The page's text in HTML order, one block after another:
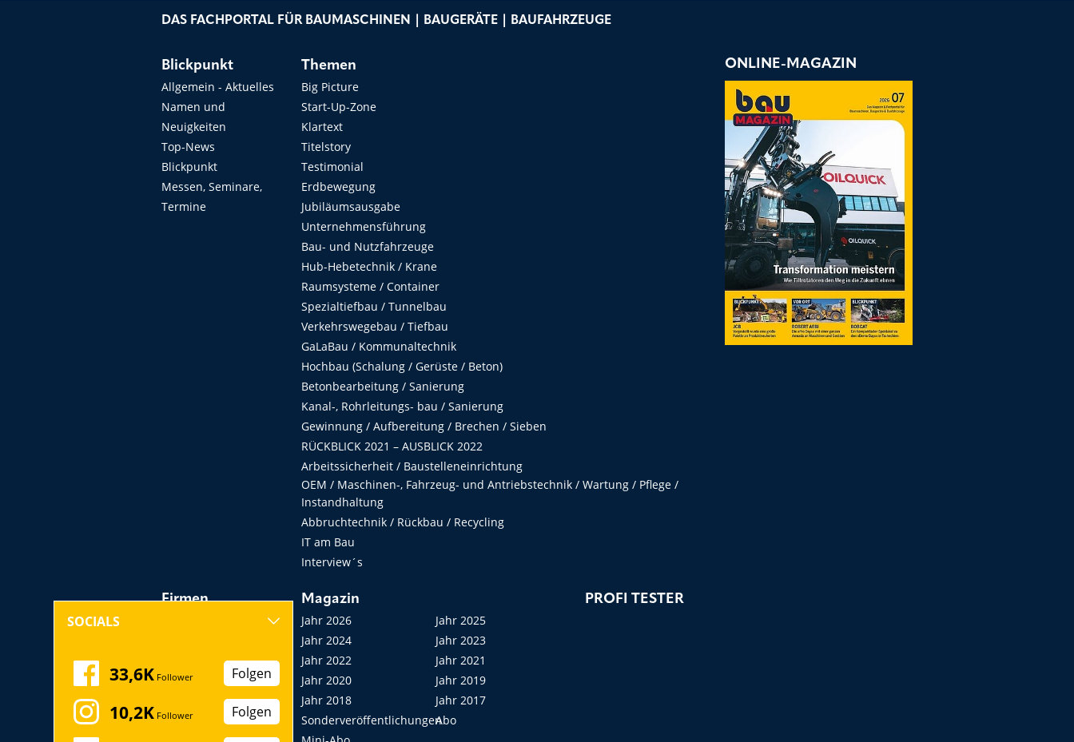
DAS FACHPORTAL FÜR BAUMASCHINEN | BAUGERÄTE | BAUFAHRZEUGE
Blickpunkt
Allgemein - Aktuelles
Namen und
Neuigkeiten
Top-News
Blickpunkt
Messen, Seminare,
Termine
Themen
Big Picture
Start-Up-Zone
Klartext
Titelstory
Testimonial
Erdbewegung
Jubiläumsausgabe
Unternehmensführung
Bau- und Nutzfahrzeuge
Hub-Hebetechnik / Krane
Raumsysteme / Container
Spezialtiefbau / Tunnelbau
Verkehrswegebau / Tiefbau
GaLaBau / Kommunaltechnik
Hochbau (Schalung / Gerüste / Beton)
Betonbearbeitung / Sanierung
Kanal-, Rohrleitungs- bau / Sanierung
Gewinnung / Aufbereitung / Brechen / Sieben
RÜCKBLICK 2021 – AUSBLICK 2022
Arbeitssicherheit / Baustelleneinrichtung
OEM / Maschinen-, Fahrzeug- und Antriebstechnik / Wartung / Pflege /
Instandhaltung
Abbruchtechnik / Rückbau / Recycling
IT am Bau
Interview´s
Firmen
Messen, Seminare,
Kongresse
Startup
Magazin
Jahr 2026
Jahr 2025
Jahr 2024
Jahr 2023
Jahr 2022
Jahr 2021
Jahr 2020
Jahr 2019
Jahr 2018
Jahr 2017
SonderveröffentlichungenAbo
PROFI TESTER
ONLINE-MAGAZIN
SOCIALS
33,6K Follower Folgen
10,2K Follower Folgen